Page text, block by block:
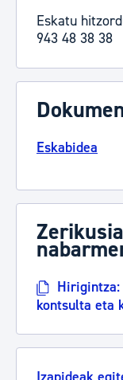
Eskatu
943 48 38 38
Eskabidea
Hirigintza:
kontsulta eta